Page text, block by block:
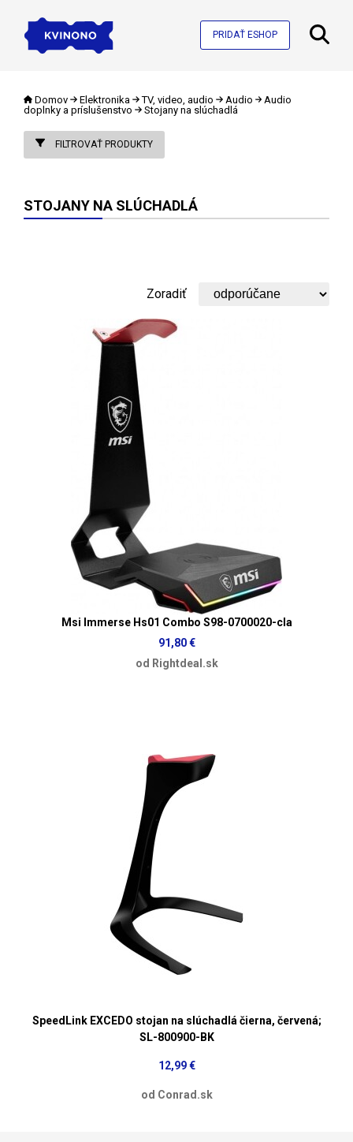
PRIDAŤ ESHOP
Domov Elektronika TV, video, audio Audio
Audio
doplnky a príslušenstvo
Stojany na slúchadlá
FILTROVAŤ PRODUKTY
STOJANY NA SLÚCHADLÁ
Zoradiť
Msi Immerse Hs01 Combo S98-0700020-cla
91,80 €
od Rightdeal.sk
SpeedLink EXCEDO stojan na slúchadlá čierna, červená;
SL-800900-BK
12,99 €
od Conrad.sk